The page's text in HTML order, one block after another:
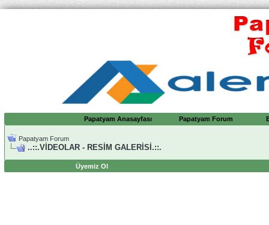
Papatyam Anasayfası Papatyam Forum
Papatyam Forum
..::.VİDEOLAR - RESİM GALERİSİ.::.
Üyemiz Ol